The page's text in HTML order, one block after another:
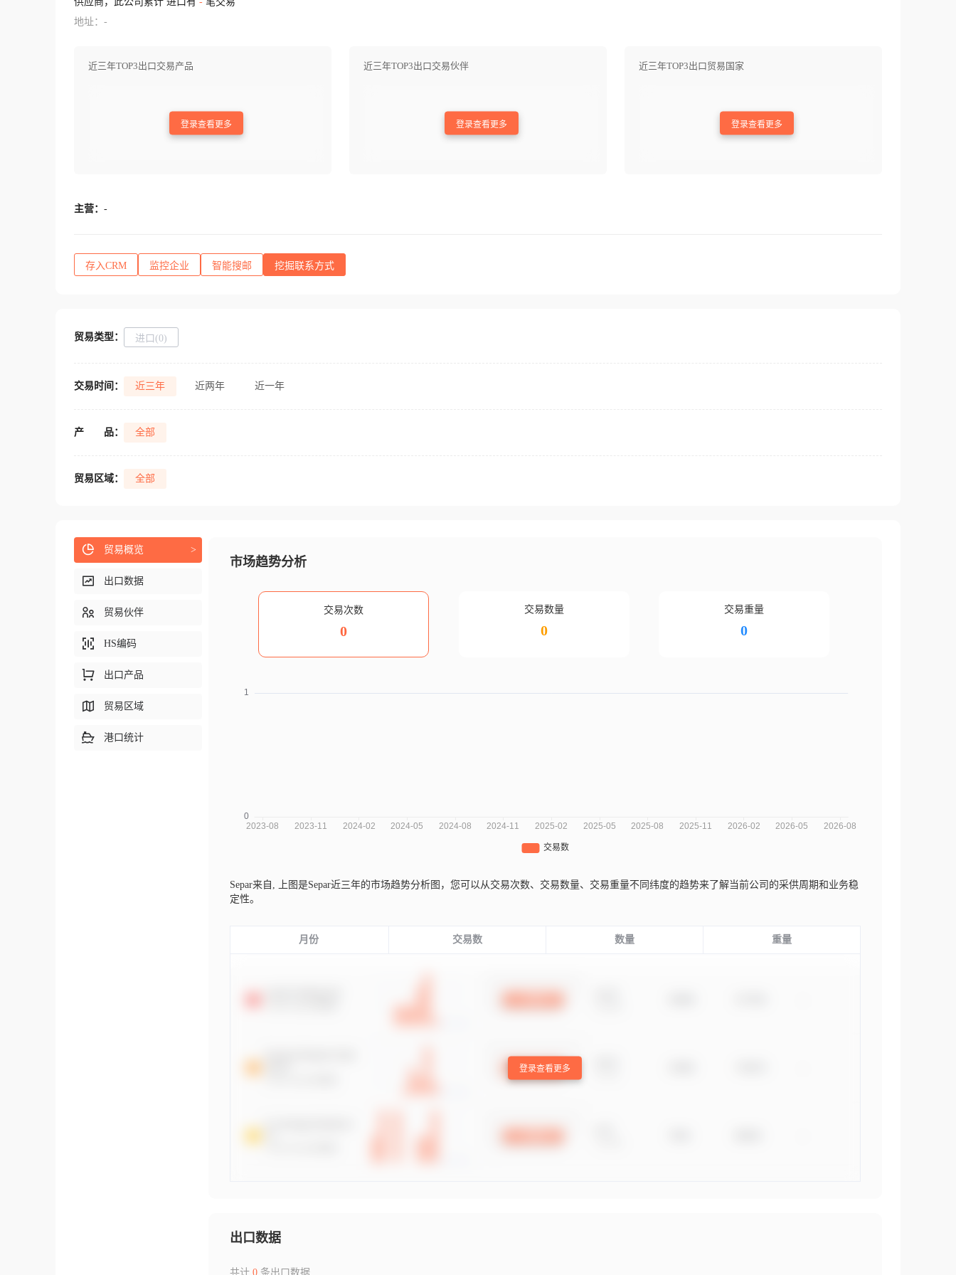
地址：-
近三年TOP3出口交易产品
登录查看更多
近三年TOP3出口交易伙伴
登录查看更多
近三年TOP3出口贸易国家
登录查看更多
主营： -
存入CRM 监控企业 智能搜邮 挖掘联系方式
贸易类型： 进口(0)
交易时间： 近三年 近两年 近一年
产 品： 全部
贸易区域： 全部
市场趋势分析
交易次数
0
交易数量
0
交易重量
0
Separ来自,
上图是Separ近三年的市场趋势分析图，您可以从交易次数、交易数量、交易重量不同纬度的趋势来了解当前公司的采供周期和业务稳
定性。
月份 交易数 数量 重量
登录查看更多
出口数据
共计 0条出口数据
贸易概览 >
出口数据
贸易伙伴
HS编码
出口产品
贸易区域
港口统计